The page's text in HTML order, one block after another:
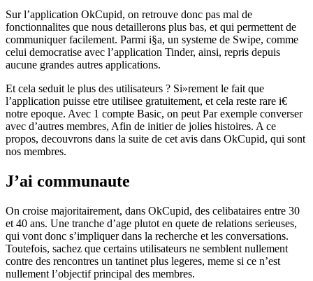
Sur l’application OkCupid, on retrouve donc pas mal de
fonctionnalites que nous detaillerons plus bas, et qui permettent de
communiquer facilement. Parmi i§a, un systeme de Swipe, comme
celui democratise avec l’application Tinder, ainsi, repris depuis
aucune grandes autres applications.
Et cela seduit le plus des utilisateurs ? Si»rement le fait que
l’application puisse etre utilisee gratuitement, et cela reste rare i€
notre epoque. Avec 1 compte Basic, on peut Par exemple converser
avec d’autres membres, Afin de initier de jolies histoires. A ce
propos, decouvrons dans la suite de cet avis dans OkCupid, qui sont
nos membres.
J’ai communaute
On croise majoritairement, dans OkCupid, des celibataires entre 30
et 40 ans. Une tranche d’age plutot en quete de relations serieuses,
qui vont donc s’impliquer dans la recherche et les conversations.
Toutefois, sachez que certains utilisateurs ne semblent nullement
contre des rencontres un tantinet plus legeres, meme si ce n’est
nullement l’objectif principal des membres.